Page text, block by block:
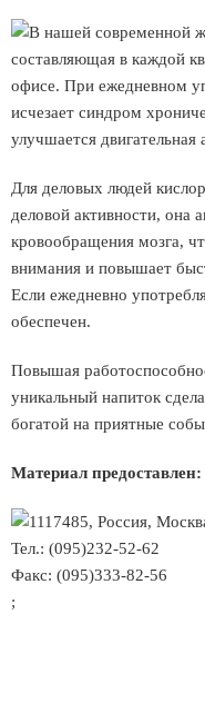
В нашей современной
составляющая в каждой
офисе. При ежедневном
исчезает синдром
улучшается двигательная
Для деловых людей
деловой активности, она
кровообращения мозга,
внимания и повышает
Если ежедневно
обеспечен.
Повышая
уникальный напиток
богатой на приятные
Материал
1117485, Россия,
Тел.: (095)232-52-62
Факс: (095)333-82-56
;